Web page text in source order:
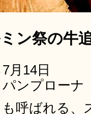
ン祭の牛
月14日
ンプローナ
呼ばれる